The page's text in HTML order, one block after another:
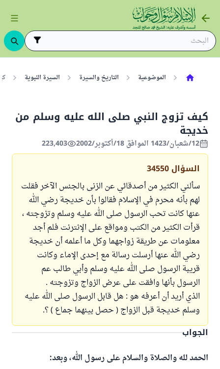
الموضوعية التاريخ والسيرة السيرة النبوية
كيف تزوج النبي صلى الله عليه وسلم من
خديجة
12/شعبان/1423 الموافق 18/أكتوبر/2002 223,403
السؤال 34550
سألني الكثير من أصدقائي عن الزنى بالجنس الآخر فقلت
لهم بأنه محرم في الإسلام فقالوا بأن خديجة رضي الله
عنها كانت تحب الرسول صلى الله عليه وسلم وتزوجته ،
قرأت الكثير من الكتب ومواقع على الإنترنت فلم أجد
معلومات عن طريقة زواجهما وكل ما أعلمه أن خديجة
رضي الله عنها أرسلت رسالة مع إحدى الإماء وكانت
قريبة الرسول صلى الله عليه وسلم وأبي طالب عم
الرسول بأنها وافقت على عرض الزواج وتزوجته .
الذي أريد أن أعرفه هو : هل قابل الرسول صلى الله عليه
وسلم خديجة قبل الزواج ( حصل بينهما جماع ) ؟.
الجواب
الحمد لله والصلاة والسلام على رسول الله، وبعد: